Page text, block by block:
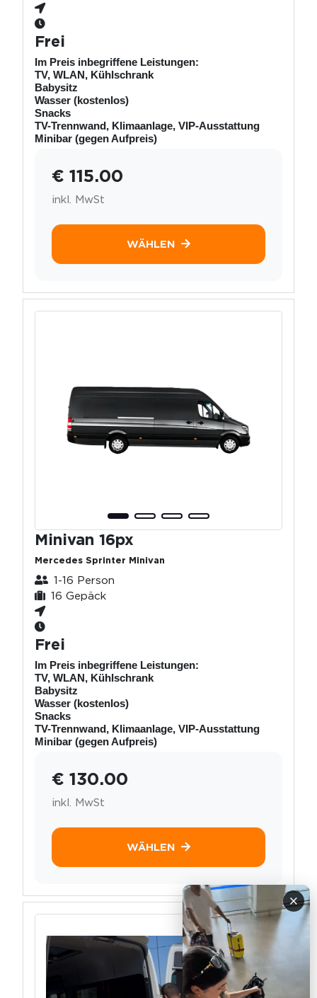
×
Frei
Im Preis inbegriffene Leistungen:
TV, WLAN, Kühlschrank
Babysitz
Wasser (kostenlos)
Snacks
TV-Trennwand, Klimaanlage, VIP-Ausstattung
Minibar (gegen Aufpreis)
€ 115.00
inkl. MwSt
WÄHLEN
Minivan 16px
Mercedes Sprinter Minivan
1-16 Person
16 Gepäck
Frei
Im Preis inbegriffene Leistungen:
TV, WLAN, Kühlschrank
Babysitz
Wasser (kostenlos)
Snacks
TV-Trennwand, Klimaanlage, VIP-Ausstattung
Minibar (gegen Aufpreis)
€ 130.00
inkl. MwSt
WÄHLEN